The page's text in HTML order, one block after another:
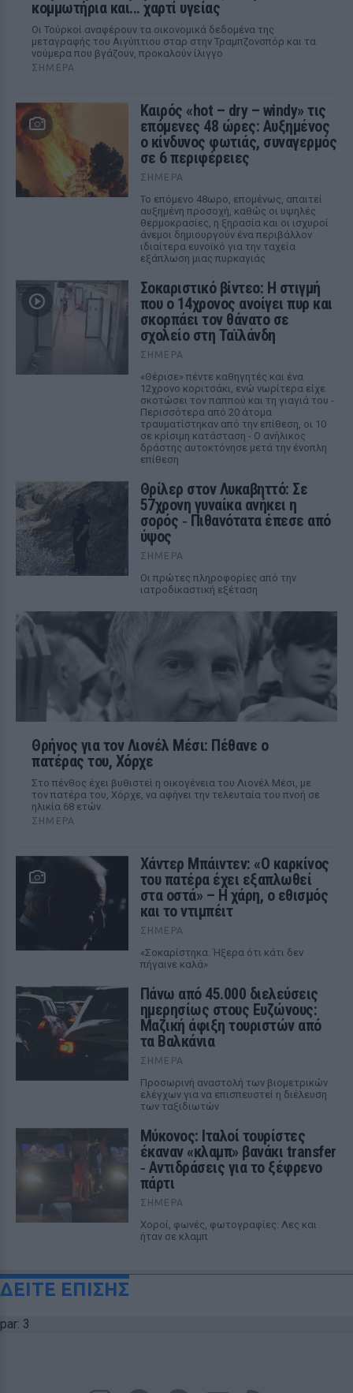
κομμωτήρια και... χαρτί υγείας
Οι Τούρκοί αναφέρουν τα οικονομικά δεδομένα της
μεταγραφής του Αιγύπτιου σταρ στην Τραμπζονσπόρ και τα
νούμερα που βγάζουν, προκαλούν ίλιγγο
ΣΉΜΕΡΑ
Καιρός «hot – dry – windy» τις
επόμενες 48 ώρες: Αυξημένος
ο κίνδυνος φωτιάς, συναγερμός
σε 6 περιφέρειες
ΣΉΜΕΡΑ
Το επόμενο 48ωρο, επομένως, απαιτεί
αυξημένη προσοχή, καθώς οι υψηλές
θερμοκρασίες, η ξηρασία και οι ισχυροί
άνεμοι δημιουργούν ένα περιβάλλον
ιδιαίτερα ευνοϊκό για την ταχεία
εξάπλωση μιας πυρκαγιάς
Σοκαριστικό βίντεο: Η στιγμή
που ο 14χρονος ανοίγει πυρ και
σκορπάει τον θάνατο σε
σχολείο στη Ταϊλάνδη
ΣΉΜΕΡΑ
«Θέρισε» πέντε καθηγητές και ένα
12χρονο κοριτσάκι, ενώ νωρίτερα είχε
σκοτώσει τον παππού και τη γιαγιά του -
Περισσότερα από 20 άτομα
τραυματίστηκαν από την επίθεση, οι 10
σε κρίσιμη κατάσταση - Ο ανήλικος
δράστης αυτοκτόνησε μετά την ένοπλη
επίθεση
Θρίλερ στον Λυκαβηττό: Σε
57χρονη γυναίκα ανήκει η
σορός ‑ Πιθανότατα έπεσε από
ύψος
ΣΉΜΕΡΑ
Οι πρώτες πληροφορίες από την
ιατροδικαστική εξέταση
Θρήνος για τον Λιονέλ Μέσι: Πέθανε ο
πατέρας του, Χόρχε
Στο πένθος έχει βυθιστεί η οικογένεια του Λιονέλ Μέσι, με
τον πατέρα του, Χόρχε, να αφήνει την τελευταία του πνοή σε
ηλικία 68 ετών.
ΣΉΜΕΡΑ
Χάντερ Μπάιντεν: «Ο καρκίνος
του πατέρα έχει εξαπλωθεί
στα οστά» – Η χάρη, ο εθισμός
και το ντιμπέιτ
ΣΉΜΕΡΑ
«Σοκαρίστηκα. Ήξερα ότι κάτι δεν
πήγαινε καλά»
Πάνω από 45.000 διελεύσεις
ημερησίως στους Ευζώνους:
Μαζική άφιξη τουριστών από
τα Βαλκάνια
ΣΉΜΕΡΑ
Προσωρινή αναστολή των βιομετρικών
ελέγχων για να επισπευστεί η διέλευση
των ταξιδιωτών
Μύκονος: Ιταλοί τουρίστες
έκαναν «κλαμπ» βανάκι transfer
‑ Αντιδράσεις για το ξέφρενο
πάρτι
ΣΉΜΕΡΑ
Χοροί, φωνές, φωτογραφίες: Λες και
ήταν σε κλαμπ
ΔΕΙΤΕ ΕΠΙΣΗΣ
par: 3